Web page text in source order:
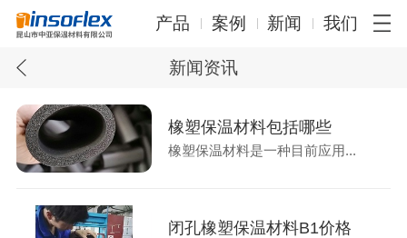
产品 案例 新闻 我们
新闻资讯
橡塑保温材料包括哪些
橡塑保温材料是一种目前应用...
闭孔橡塑保温材料B1价格